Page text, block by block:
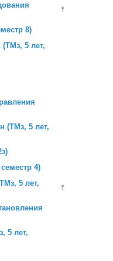
8)
5 лет,
(ТМз, 5 лет,
4)
5 лет,
5 лет,